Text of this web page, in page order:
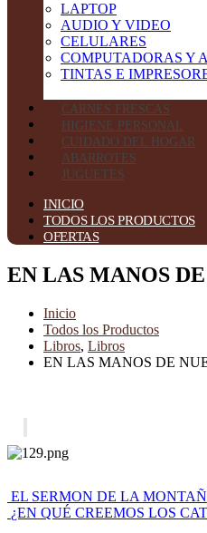
LAPTOP
AUDIO Y VIDEO
CELULARES
COMPUTADORAS Y
TINTAS E
CARNES FRESCAS
HIGIENE PERSONAL
CUIDADO DEL HOGAR
ABARROTES
JUGUETES
INICIO
TODOS LOS PRODUCTOS
OFERTAS
EN LAS MANOS
Inicio
Todos los Productos
Libros, Libros
EN LAS MANOS DE
EL SERMON DE LA
¿EN QUÉ CREEMOS LOS